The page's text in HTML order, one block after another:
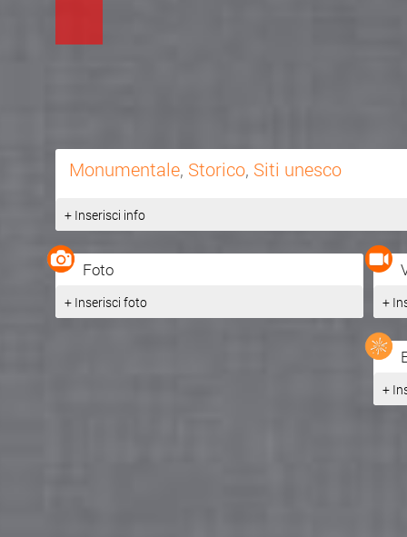
Monumentale, Storico, Siti unesco
+ Inserisci info
Foto
+ Inserisci foto +
+